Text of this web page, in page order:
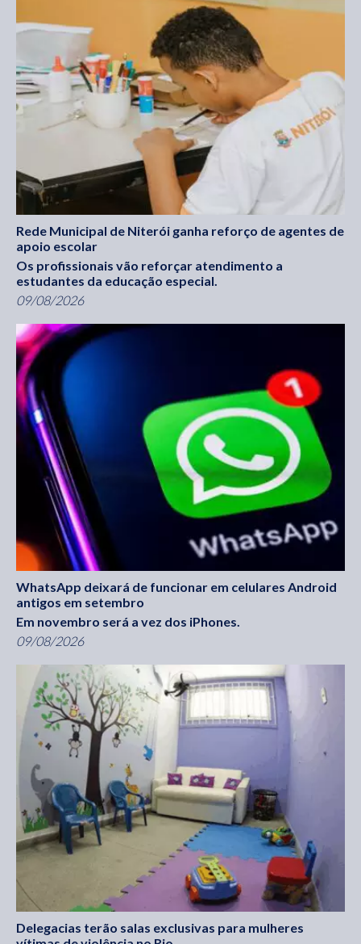
Rede Municipal de Niterói ganha reforço de agentes de
apoio escolar
Os profissionais vão reforçar atendimento a
estudantes da educação especial.
09/08/2026
WhatsApp deixará de funcionar em celulares Android
antigos em setembro
Em novembro será a vez dos iPhones.
09/08/2026
Delegacias terão salas exclusivas para mulheres